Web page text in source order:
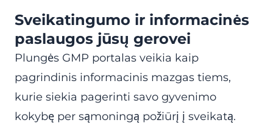
Sveikatingumo ir informacinės
paslaugos jūsų gerovei
Plungės GMP portalas veikia kaip
pagrindinis informacinis mazgas tiems,
kurie siekia pagerinti savo gyvenimo
kokybę per sąmoningą požiūrį į sveikatą.